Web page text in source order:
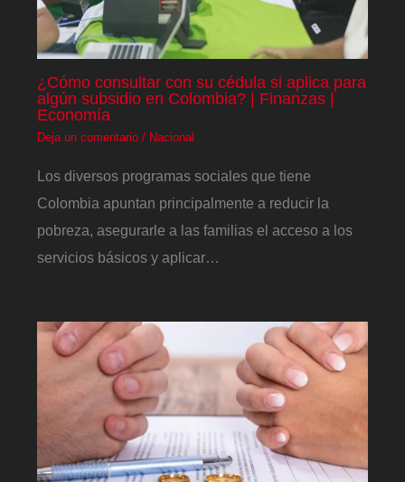
¿Cómo consultar con su cédula si aplica para
algún subsidio en Colombia? | Finanzas |
Economía
Deja un comentario / Nacional
Los diversos programas sociales que tiene
Colombia apuntan principalmente a reducir la
pobreza, asegurarle a las familias el acceso a los
servicios básicos y aplicar…